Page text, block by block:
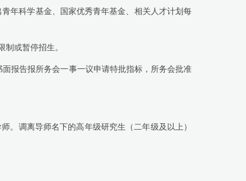
青年科学基金、国家优秀青年基金、 相关人才计划每
或暂停招生。
报告报所务会一事一议申请特批指标，所务会批准
。调离导师名下的高年级研究生（二年级及以上）